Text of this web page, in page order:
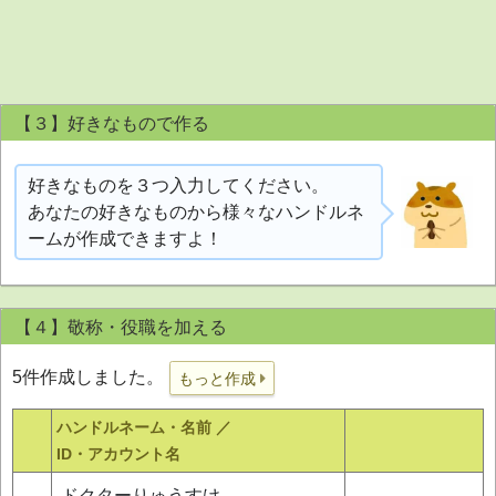
【３】好きなもので作る
好きなものを３つ入力してください。
あなたの好きなものから様々なハンドルネ
ームが作成できますよ！
【４】敬称・役職を加える
5件作成しました。 もっと作成
ハンドルネーム・名前 ／
ID・アカウント名